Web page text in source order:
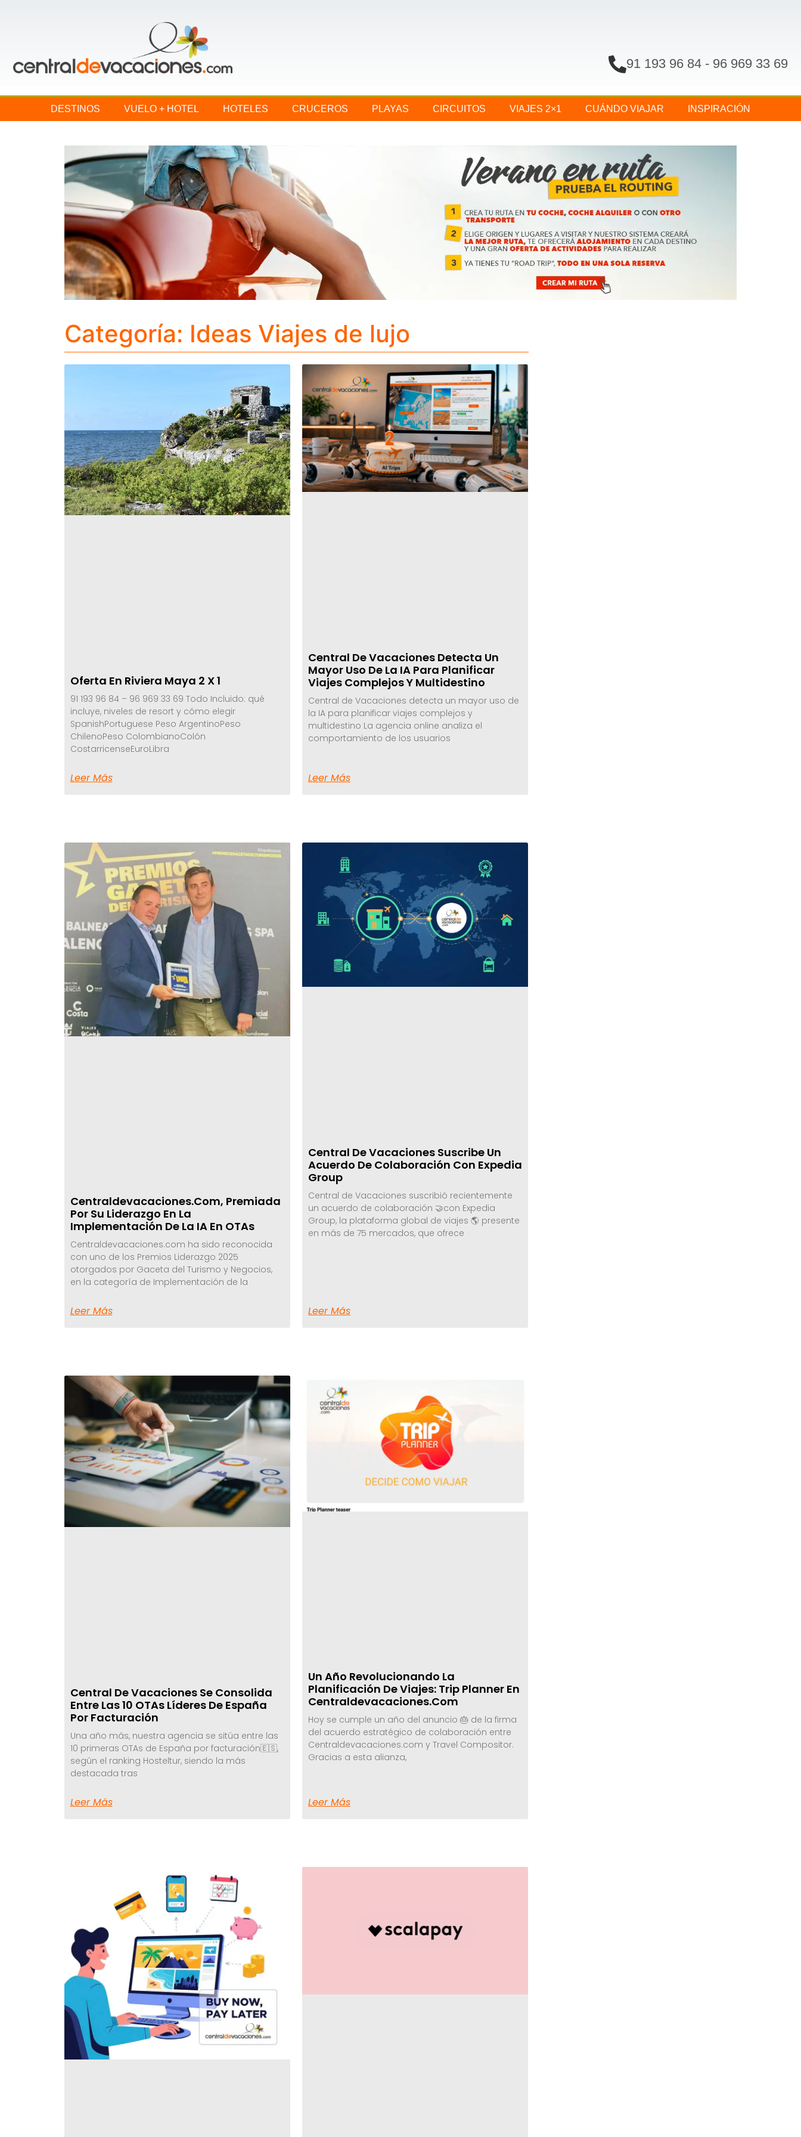
91 193 96 84- 96 969 33 69
DESTINOS VUELO + HOTEL HOTELES CRUCEROS PLAYAS CIRCUITOS VIAJES 2×1 CUÁNDO VIAJAR INSPIRACIÓN
Categoría: Ideas Viajes de lujo
Oferta En Riviera Maya 2 X 1
91 193 96 84 – 96 969 33 69 Todo Incluido: qué
incluye, niveles de resort y cómo elegir
SpanishPortuguese Peso ArgentinoPeso
ChilenoPeso ColombianoColón
CostarricenseEuroLibra
Leer Más
Central De Vacaciones Detecta Un
Mayor Uso De La IA Para Planificar
Viajes Complejos Y Multidestino
Central de Vacaciones detecta un mayor uso de
la IA para planificar viajes complejos y
multidestino La agencia online analiza el
comportamiento de los usuarios
Leer Más
Centraldevacaciones.com, Premiada
Por Su Liderazgo En La
Implementación De La IA En OTAs
Centraldevacaciones.com ha sido reconocida
con uno de los Premios Liderazgo 2025
otorgados por Gaceta del Turismo y Negocios,
en la categoría de Implementación de la
Leer Más
Central De Vacaciones Suscribe Un
Acuerdo De Colaboración Con Expedia
Group
Central de Vacaciones suscribió recientemente
un acuerdo de colaboración 🤝con Expedia
Group, la plataforma global de viajes 🌎 presente
en más de 75 mercados, que ofrece
Leer Más
Central De Vacaciones Se Consolida
Entre Las 10 OTAs Líderes De España
Por Facturación
Una año más, nuestra agencia se sitúa entre las
10 primeras OTAs de España por facturación🇪🇸,
según el ranking Hosteltur, siendo la más
destacada tras
Leer Más
Un Año Revolucionando La
Planificación De Viajes: Trip Planner En
Centraldevacaciones.com
Hoy se cumple un año del anuncio 🎂 de la firma
del acuerdo estratégico de colaboración entre
Centraldevacaciones.com y Travel Compositor.
Gracias a esta alianza,
Leer Más